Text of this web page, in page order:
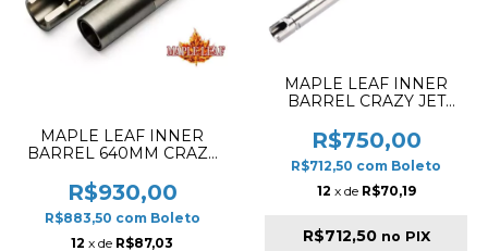
MAPLE LEAF INNER
BARREL 640MM CRAZY
GBB
R$930,00
R$883,50 com Boleto
12 x de R$87,03
MAPLE LEAF INNER
BARREL CRAZY JET
R$750,00
R$712,50 com Boleto
12 x de R$70,19
R$712,50 no PIX